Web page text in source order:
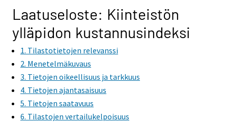
Laatuseloste: Kiinteistön
ylläpidon kustannusindeksi
1. Tilastotietojen relevanssi
2. Menetelmäkuvaus
3. Tietojen oikeellisuus ja tarkkuus
4. Tietojen ajantasaisuus
5. Tietojen saatavuus
6. Tilastojen vertailukelpoisuus